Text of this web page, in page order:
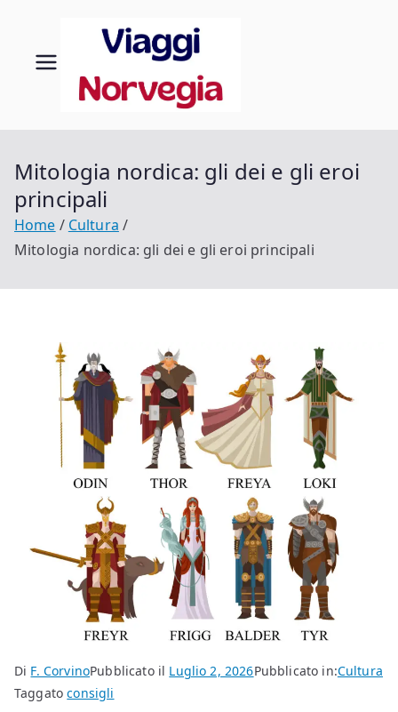
contenuto
Norveg
Mitologia nordica: gli dei e gli eroi
principali
Home
Cultura
Mitologia nordica: gli dei e gli eroi principali
Di F. CorvinoPubblicato il Luglio 2, 2026Pubblicato in:Cultura
Taggatoconsigli